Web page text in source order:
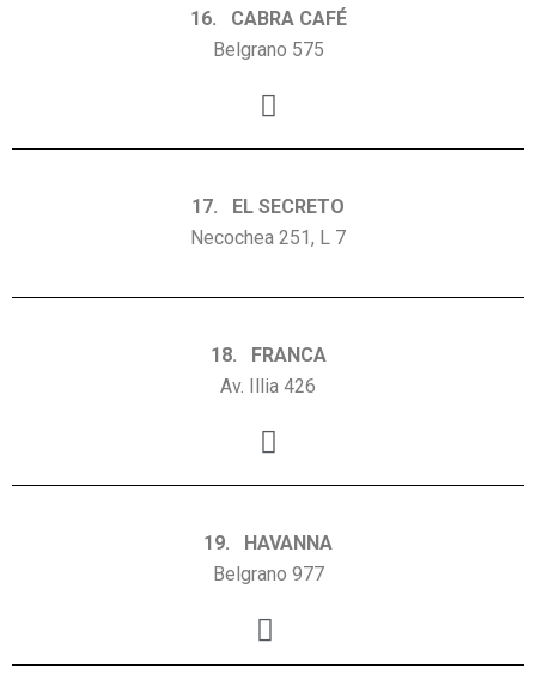
16. CABRA CAFÉ
Belgrano 575
17. EL SECRETO
Necochea 251, L 7
18. FRANCA
Av. Illia 426
19. HAVANNA
Belgrano 977